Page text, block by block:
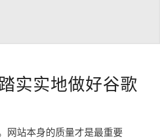
实实地做好谷歌
网站本身的质量才是最重要